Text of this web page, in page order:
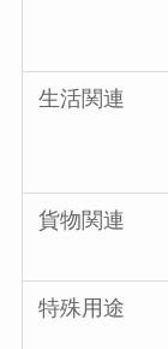
生活関連
貨物関連
特殊用途